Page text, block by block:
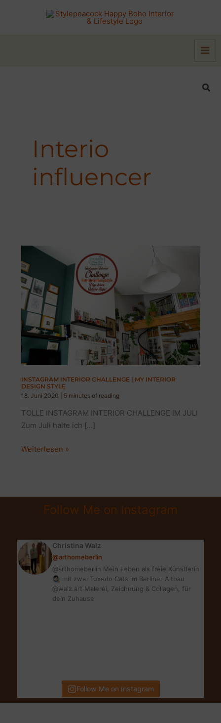
Interio
influencer
INSTAGRAM INTERIOR CHALLENGE | MY INTERIOR
DESIGN STYLE
18. Juni 2020
5 minutes of reading
TOLLE INSTAGRAM INTERIOR CHALLENGE IM JULI
Zum Juli halte ich […]
INSTAGRAM
MY
INTERIOR
Weiterlesen »
Follow Me on Instagram
Christina Walz
@arthomeberlin
@arthomeberlin Mein Leben als freie Künstlerin
👩🏻‍🎨 mit zwei Tuxedo Cats im Berliner Altbau
@walz.art Malerei, Zeichnung & Collagen, für
dein Zuhause
Follow Me on Instagram